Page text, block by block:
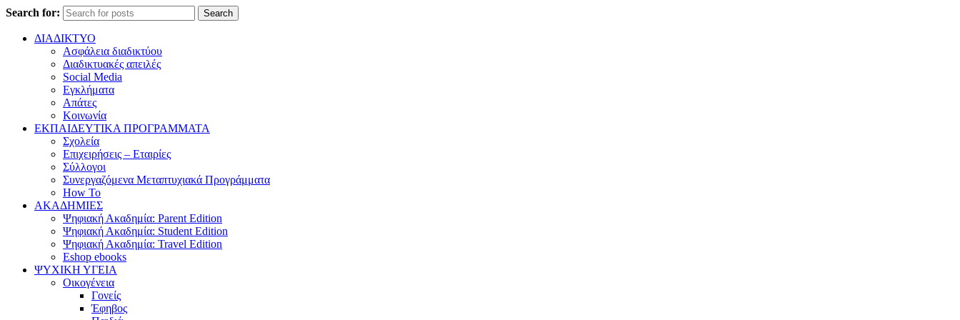
Search for: Search
ΔΙΑΔΙΚΤΥΟ
Ασφάλεια διαδικτύου
Διαδικτυακές απειλές
Social Media
Εγκλήματα
Απάτες
Κοινωνία
ΕΚΠΑΙΔΕΥΤΙΚΑ ΠΡΟΓΡΑΜΜΑΤΑ
Σχολεία
Επιχειρήσεις – Εταιρίες
Σύλλογοι
Συνεργαζόμενα Μεταπτυχιακά Προγράμματα
How To
ΑΚΑΔΗΜΙΕΣ
Ψηφιακή Ακαδημία: Parent Edition
Ψηφιακή Ακαδημία: Student Edition
Ψηφιακή Ακαδημία: Travel Edition
Eshop ebooks
ΨΥΧΙΚΗ ΥΓΕΙΑ
Οικογένεια
Γονείς
Έφηβος